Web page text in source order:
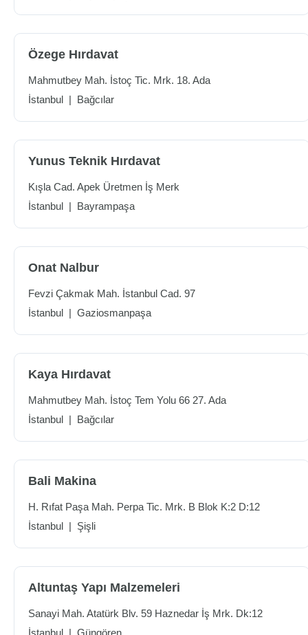
Özege Hırdavat
Mahmutbey Mah. İstoç Tic. Mrk. 18. Ada
İstanbul | Bağcılar
Yunus Teknik Hırdavat
Kışla Cad. Apek Üretmen İş Merk
İstanbul | Bayrampaşa
Onat Nalbur
Fevzi Çakmak Mah. İstanbul Cad. 97
İstanbul | Gaziosmanpaşa
Kaya Hırdavat
Mahmutbey Mah. İstoç Tem Yolu 66 27. Ada
İstanbul | Bağcılar
Bali Makina
H. Rıfat Paşa Mah. Perpa Tic. Mrk. B Blok K:2 D:12
İstanbul | Şişli
Altuntaş Yapı Malzemeleri
Sanayi Mah. Atatürk Blv. 59 Haznedar İş Mrk. Dk:12
İstanbul | Güngören